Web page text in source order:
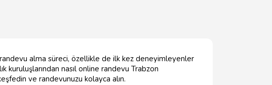
alma süreci, özellikle de ilk kez deneyimleyenler
nasıl online randevu Trabzon
ve randevunuzu kolayca alın.